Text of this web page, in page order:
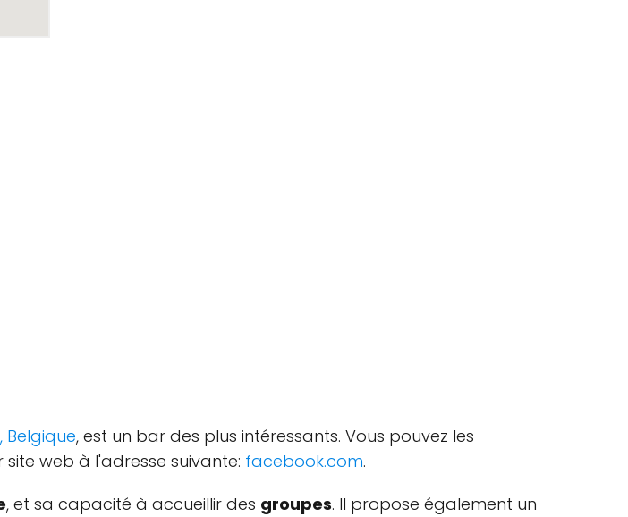
Belgique, est un bar des plus intéressants. Vous pouvez les
site web à l'adresse suivante: facebook.com.
, et sa capacité à accueillir des groupes. Il propose également un